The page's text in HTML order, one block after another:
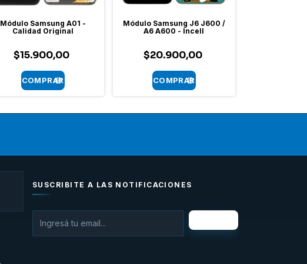
Módulo Samsung A01 -
Calidad Original
$15.900,00
Módulo Samsung J6 J600 /
A6 A600 - Incell
$20.900,00
SUSCRIBITE A LAS NOTIFICACIONES